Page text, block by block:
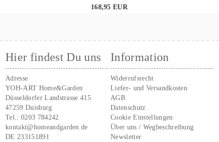
168,95 EUR
Hier findest Du uns
Adresse
YOH-ART Home&Garden
Düsseldorfer Landstrasse 415
47259 Duisburg
Tel.:0203 784242
kontakt@homeandgarden.de
DE 233151891
Information
Widerrufsrecht
Liefer- und Versandkosten
AGB
Datenschutz
Cookie Einstellungen
Über uns / Wegbeschreibung
Newsletter